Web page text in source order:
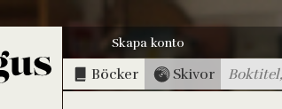
Skapa konto
Böcker Skivor